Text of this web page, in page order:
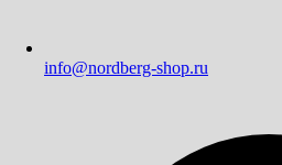
info@nordberg-shop.ru